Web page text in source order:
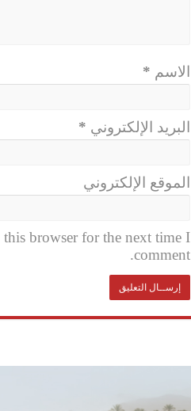
الاسم *
البريد الإلكتروني *
الموقع الإلكتروني
browser for the next time I
comment.